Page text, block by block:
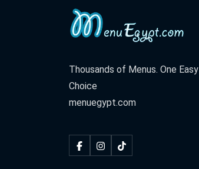
Thousands of Menus. One Easy
Choice
menuegypt.com